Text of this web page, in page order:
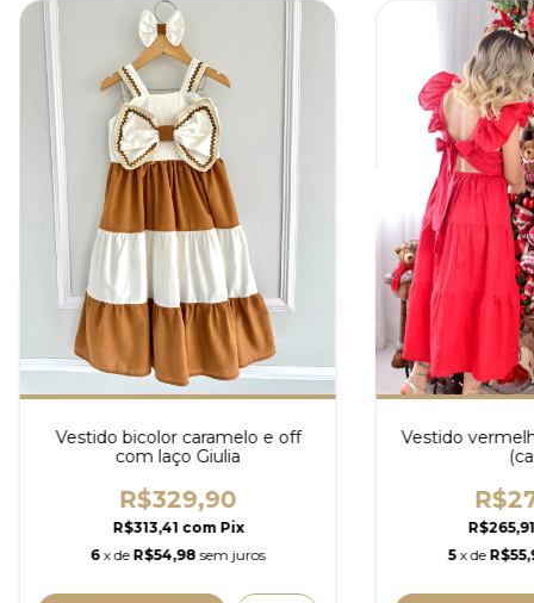
Vestido bicolor caramelo e off
com laço Giulia
R$329,90
R$313,41 com Pix
6 x de R$54,98 sem juros
Vestido
5 x de